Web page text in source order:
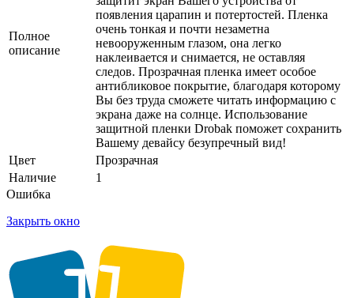
Полное
описание
появления царапин и потертостей. Пленка
очень тонкая и почти незаметна
невооруженным глазом, она легко
наклеивается и снимается, не оставляя
следов. Прозрачная пленка имеет особое
антибликовое покрытие, благодаря которому
Вы без труда сможете читать информацию с
экрана даже на солнце. Использование
защитной пленки Drobak поможет сохранить
Вашему девайсу безупречный вид!
Цвет
Прозрачная
Наличие
1
Ошибка
Закрыть окно